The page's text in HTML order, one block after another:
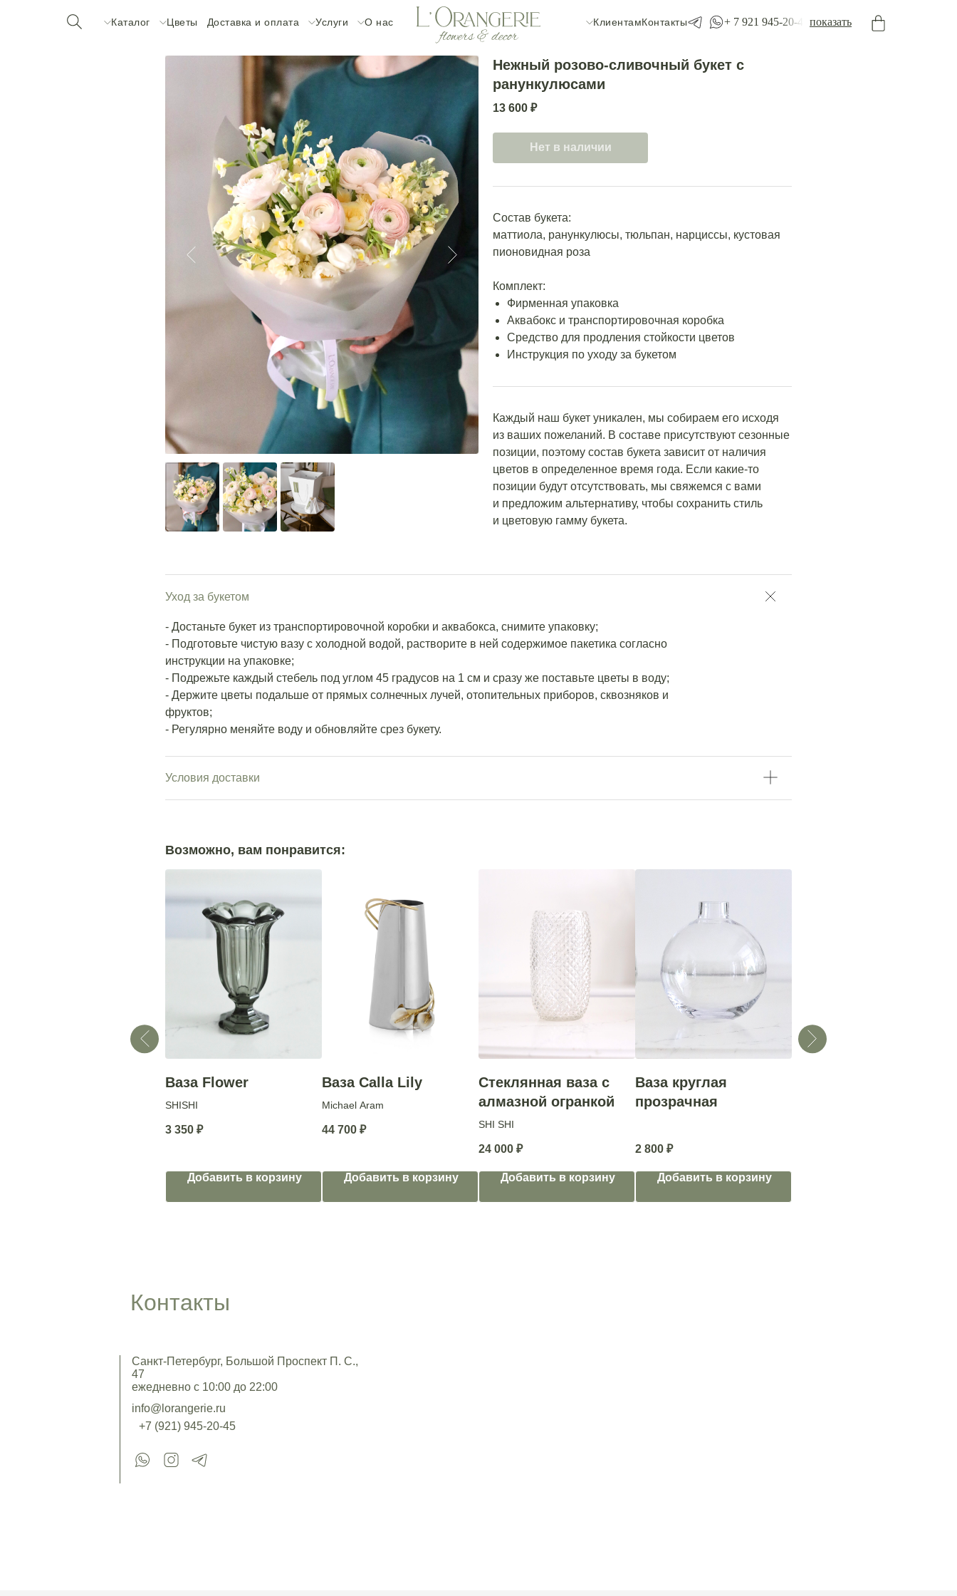
КлиентамКонтакты + 7 921 945-20-45 показать
Каталог Цветы Доставка и оплата Услуги О нас
Нежный розово-сливочный букет с
ранункулюсами
13 600 ₽
Нет в наличии
Состав букета:
маттиола, ранункулюсы, тюльпан, нарциссы, кустовая
пионовидная роза
Комплект:
Фирменная упаковка
Аквабокс и транспортировочная коробка
Средство для продления стойкости цветов
Инструкция по уходу за букетом
Каждый наш букет уникален, мы собираем его исходя
из ваших пожеланий. В составе присутствуют сезонные
позиции, поэтому состав букета зависит от наличия
цветов в определенное время года. Если какие-то
позиции будут отсутствовать, мы свяжемся с вами
и предложим альтернативу, чтобы сохранить стиль
и цветовую гамму букета.
Уход за букетом
- Достаньте букет из транспортировочной коробки и аквабокса, снимите упаковку;
- Подготовьте чистую вазу с холодной водой, растворите в ней содержимое пакетика согласно
инструкции на упаковке;
- Подрежьте каждый стебель под углом 45 градусов на 1 см и сразу же поставьте цветы в воду;
- Держите цветы подальше от прямых солнечных лучей, отопительных приборов, сквозняков и
фруктов;
- Регулярно меняйте воду и обновляйте срез букету.
Условия доставки
Возможно, вам понравится:
Ваза Flower
SHISHI
3 350 ₽
Добавить в корзину
Ваза Calla Lily
Michael Aram
44 700 ₽
Добавить в корзину
Стеклянная ваза с
алмазной огранкой
SHI SHI
24 000 ₽
Добавить в корзину
Ваза круглая
прозрачная
2 800 ₽
Добавить в корзину
info@lorangerie.ru
+7 (921) 945-20-45
Контакты
Санкт-Петербург, Большой Проспект П. С.,
47
ежедневно с 10:00 до 22:00